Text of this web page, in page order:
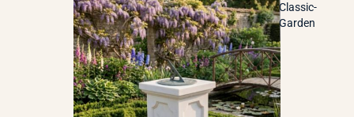
Classic-
Garden